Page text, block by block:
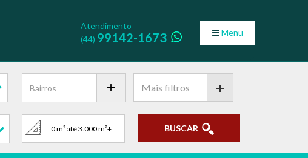
Menu
Atendimento
(44) 99142-1673
+
BUSCAR